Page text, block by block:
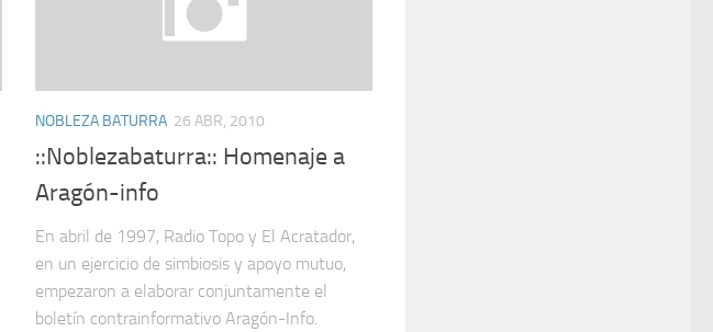
NOBLEZA BATURRA 26 ABR, 2010
::Noblezabaturra:: Homenaje a
Aragón-info
En abril de 1997, Radio Topo y El Acratador,
en un ejercicio de simbiosis y apoyo mutuo,
empezaron a elaborar conjuntamente el
boletín contrainformativo Aragón-Info.